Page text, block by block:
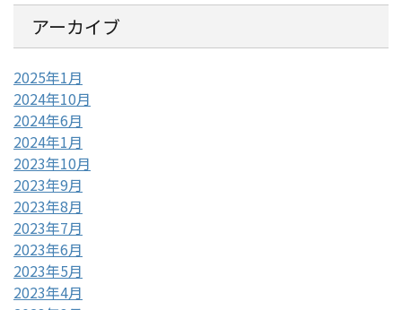
アーカイブ
2025年1月
2024年10月
2024年6月
2024年1月
2023年10月
2023年9月
2023年8月
2023年7月
2023年6月
2023年5月
2023年4月